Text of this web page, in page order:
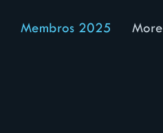
Membros 2025 More